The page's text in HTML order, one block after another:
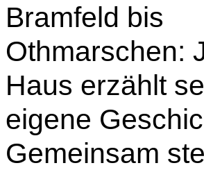
Bramfeld bis
Othmarschen:
Haus erzählt
eigene
Gemeinsam